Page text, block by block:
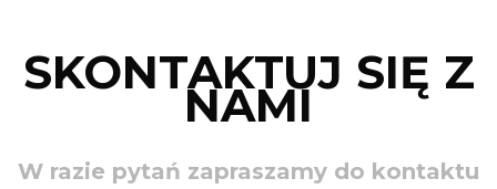
SKONTAKTUJ SIĘ Z
NAMI
W razie pytań zapraszamy do kontaktu